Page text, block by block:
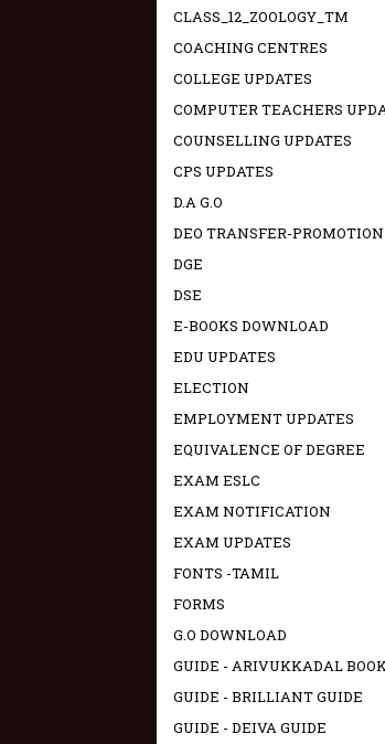
CLASS_12_ZOOLOGY_TM
COACHING CENTRES
COLLEGE UPDATES
COMPUTER TEACHERS
COUNSELLING UPDATES
CPS UPDATES
D.A G.O
DEO TRANSFER-PROMOTION
DGE
DSE
E-BOOKS DOWNLOAD
EDU UPDATES
ELECTION
EMPLOYMENT UPDATES
EQUIVALENCE OF DEGREE
EXAM ESLC
EXAM NOTIFICATION
EXAM UPDATES
FONTS -TAMIL
FORMS
G.O DOWNLOAD
GUIDE - ARIVUKKADAL
GUIDE - BRILLIANT GUIDE
GUIDE - DEIVA GUIDE